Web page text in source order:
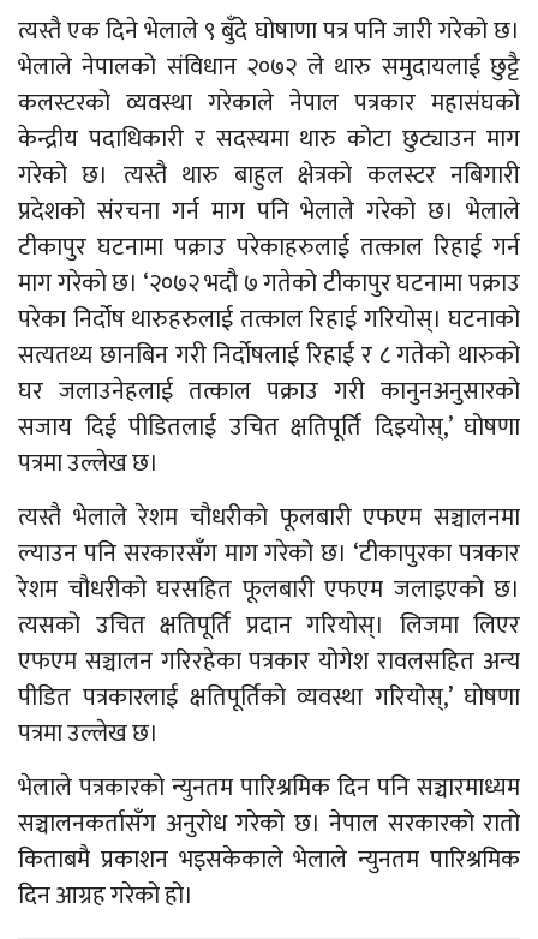
त्यस्तै एक दिने भेलाले ९ बुँदे घोषाणा पत्र पनि जारी गरेको छ।
भेलाले नेपालको संविधान २०७२ ले थारु समुदायलाई छुट्टै
कलस्टरको व्यवस्था गरेकाले नेपाल पत्रकार महासंघको
केन्द्रीय पदाधिकारी र सदस्यमा थारु कोटा छुट्याउन माग
गरेको छ। त्यस्तै थारु बाहुल क्षेत्रको कलस्टर नबिगारी
प्रदेशको संरचना गर्न माग पनि भेलाले गरेको छ। भेलाले
टीकापुर घटनामा पक्राउ परेकाहरुलाई तत्काल रिहाई गर्न
माग गरेको छ। ‘२०७२ भदौ ७ गतेको टीकापुर घटनामा पक्राउ
परेका निर्दोष थारुहरुलाई तत्काल रिहाई गरियोस्। घटनाको
सत्यतथ्य छानबिन गरी निर्दोषलाई रिहाई र ८ गतेको थारुको
घर जलाउनेहलाई तत्काल पक्राउ गरी कानुनअनुसारको
सजाय दिई पीडितलाई उचित क्षतिपूर्ति दिइयोस्,’ घोषणा
पत्रमा उल्लेख छ।
त्यस्तै भेलाले रेशम चौधरीको फूलबारी एफएम सञ्चालनमा
ल्याउन पनि सरकारसँग माग गरेको छ। ‘टीकापुरका पत्रकार
रेशम चौधरीको घरसहित फूलबारी एफएम जलाइएको छ।
त्यसको उचित क्षतिपूर्ति प्रदान गरियोस्। लिजमा लिएर
एफएम सञ्चालन गरिरहेका पत्रकार योगेश रावलसहित अन्य
पीडित पत्रकारलाई क्षतिपूर्तिको व्यवस्था गरियोस्,’ घोषणा
पत्रमा उल्लेख छ।
भेलाले पत्रकारको न्युनतम पारिश्रमिक दिन पनि सञ्चारमाध्यम
सञ्चालनकर्तासँग अनुरोध गरेको छ। नेपाल सरकारको रातो
किताबमै प्रकाशन भइसकेकाले भेलाले न्युनतम पारिश्रमिक
दिन आग्रह गरेको हो।